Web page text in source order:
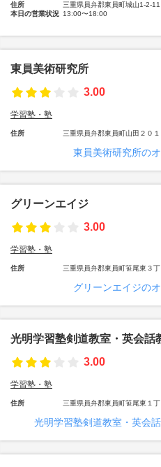
住所
三重県員弁郡東員町城山1-2-11
本日の営業状況 13:00〜18:00
東員美術研究所
3.00
学習塾・塾
住所 三重県員弁郡東員町山田２０１
東員美術研究所の
グリーンエイジ
3.00
学習塾・塾
住所 三重県員弁郡東員町笹尾東３
グリーンエイジの
光明学習塾剣道教室・英会話
3.00
学習塾・塾
住所 三重県員弁郡東員町笹尾東１丁
光明学習塾剣道教室・英会